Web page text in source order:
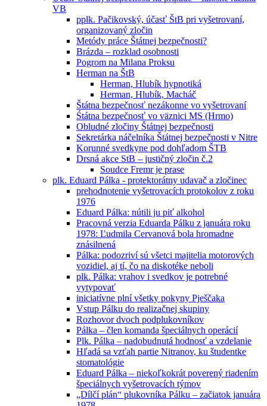
VB
pplk. Pačikovský, účasť ŠtB pri vyšetrovaní,
organizovaný zločin
Metódy práce Štátnej bezpečnosti?
Brázda – rozklad osobnosti
Pogrom na Milana Proksu
Herman na ŠtB
Herman, Hlubík hypnotiká
Herman, Hlubík, Macháč
Štátna bezpečnosť nezákonne vo vyšetrovaní
Śtátna bezpečnosť vo väznici MS (Hrmo)
Obludné zločiny Štátnej bezpečnosti
Sekretárka náčelníka Štátnej bezpečnosti v Nitre
Korunné svedkyne pod dohľadom ŠTB
Drsná akce StB – justičný zločin č.2
Soudce Fremr je prase
plk. Eduard Pálka - protektorátny udavač a zločinec
prehodnotenie vyšetrovacích protokolov z roku
1976
Eduard Pálka: nútili ju piť alkohol
Pracovná verzia Eduarda Pálku z januára roku
1978: Ľudmila Cervanová bola hromadne
znásilnená
Pálka: podozriví sú všetci majitelia motorových
vozidiel, aj tí, čo na diskotéke neboli
plk. Pálka: vrahov i svedkov je potrebné
vytypovať
iniciatívne plní všetky pokyny Pješčaka
Vstup Pálku do realizačnej skupiny
Rozhovor dvoch podplukovníkov
Pálka – člen komanda špeciálnych operácií
Plk. Pálka – nadobudnutá hodnosť a vzdelanie
Hľadá sa vzťah partie Nitranov, ku študentke
stomatológie
Eduard Pálka – niekoľkokrát poverený riadením
špeciálnych vyšetrovacích týmov
„Dílčí plán“ plukovníka Pálku – začiatok januára